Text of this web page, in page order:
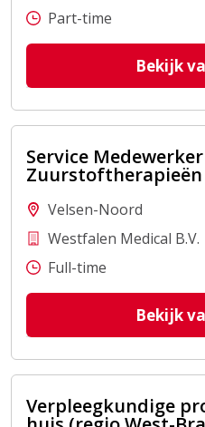
Part-time
Bekijk
Service
Zuurstoftherapieën
Velsen-Noord
Westfalen Medical B.V.
Full-time
Bekijk
Verpleegkundige